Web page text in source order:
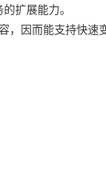
扩展能力。
，因而能支持快速